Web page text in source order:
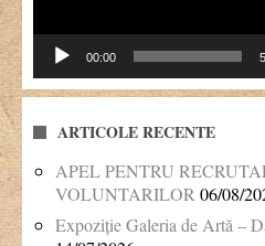
00:00
ARTICOLE RECENTE
APEL PENTRU
VOLUNTARILOR 06/08/
Expoziție Galeria de Artă –